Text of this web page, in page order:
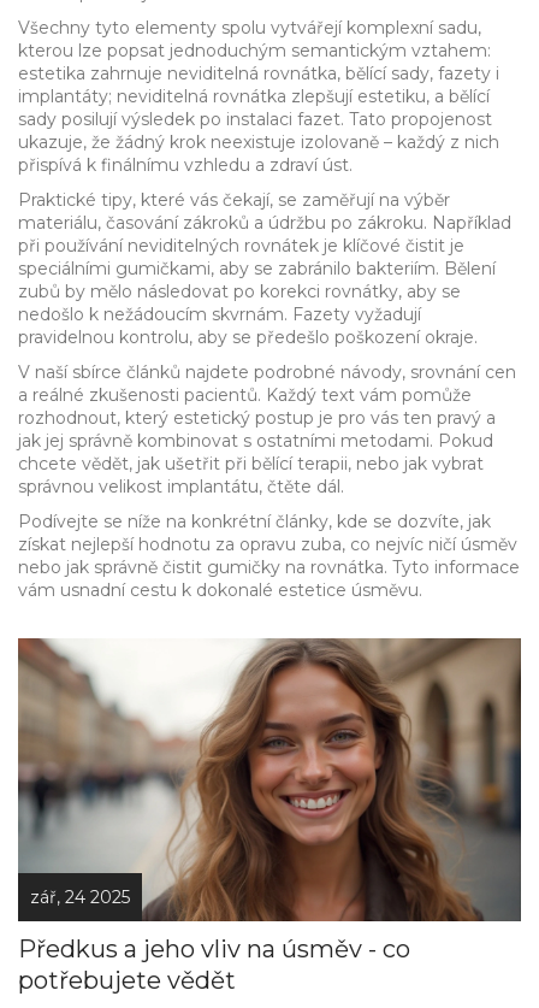
Všechny tyto elementy spolu vytvářejí komplexní sadu,
kterou lze popsat jednoduchým semantickým vztahem:
estetika zahrnuje neviditelná rovnátka, bělící sady, fazety i
implantáty; neviditelná rovnátka zlepšují estetiku, a bělící
sady posilují výsledek po instalaci fazet. Tato propojenost
ukazuje, že žádný krok neexistuje izolovaně – každý z nich
přispívá k finálnímu vzhledu a zdraví úst.
Praktické tipy, které vás čekají, se zaměřují na výběr
materiálu, časování zákroků a údržbu po zákroku. Například
při používání neviditelných rovnátek je klíčové čistit je
speciálními gumičkami, aby se zabránilo bakteriím. Bělení
zubů by mělo následovat po korekci rovnátky, aby se
nedošlo k nežádoucím skvrnám. Fazety vyžadují
pravidelnou kontrolu, aby se předešlo poškození okraje.
V naší sbírce článků najdete podrobné návody, srovnání cen
a reálné zkušenosti pacientů. Každý text vám pomůže
rozhodnout, který estetický postup je pro vás ten pravý a
jak jej správně kombinovat s ostatními metodami. Pokud
chcete vědět, jak ušetřit při bělící terapii, nebo jak vybrat
správnou velikost implantátu, čtěte dál.
Podívejte se níže na konkrétní články, kde se dozvíte, jak
získat nejlepší hodnotu za opravu zuba, co nejvíc ničí úsměv
nebo jak správně čistit gumičky na rovnátka. Tyto informace
vám usnadní cestu k dokonalé estetice úsměvu.
zář, 24 2025
Předkus a jeho vliv na úsměv - co
potřebujete vědět